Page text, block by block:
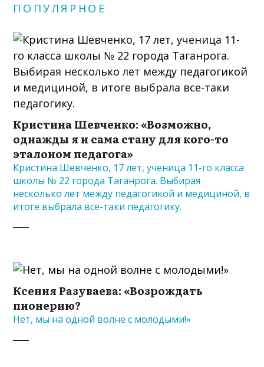
ПОПУЛЯРНОЕ
Кристина Шевченко: «Возможно,
однажды я и сама стану для кого-то
эталоном педагога»
Кристина Шевченко, 17 лет, ученица 11-го класса
школы № 22 города Таганрога. Выбирая
несколько лет между педагогикой и медициной, в
итоге выбрала все-таки педагогику.
Ксения Разуваева: «Возрождать
пионерию?
Нет, мы на одной волне с молодыми!»